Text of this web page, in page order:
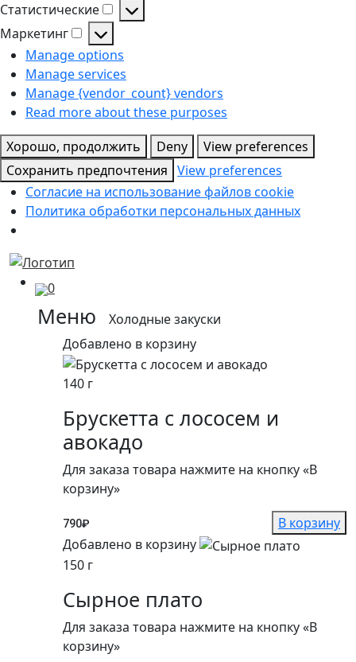
Статистические
Статистические
Маркетинг
Маркетинг
Manage options
Manage services
Manage {vendor_count} vendors
Read more about these purposes
Хорошо, продолжить
Deny
View preferences
Сохранить предпочтения View preferences
Согласие на использование файлов cookie
Политика обработки персональных данных
0
Меню
Холодные закуски
Добавлено в корзину
140 г
Брускетта с лососем и
авокадо
Для заказа товара нажмите на кнопку «В
корзину»
790₽
В корзину
Добавлено в корзину
150 г
Сырное плато
Для заказа товара нажмите на кнопку «В
корзину»